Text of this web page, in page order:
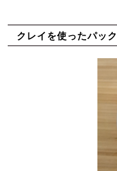
クレイを使ったパッ